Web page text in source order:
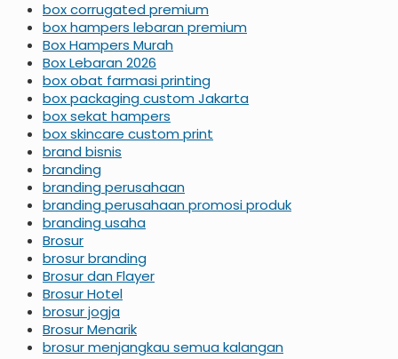
box corrugated premium
box hampers lebaran premium
Box Hampers Murah
Box Lebaran 2026
box obat farmasi printing
box packaging custom Jakarta
box sekat hampers
box skincare custom print
brand bisnis
branding
branding perusahaan
branding perusahaan promosi produk
branding usaha
Brosur
brosur branding
Brosur dan Flayer
Brosur Hotel
brosur jogja
Brosur Menarik
brosur menjangkau semua kalangan